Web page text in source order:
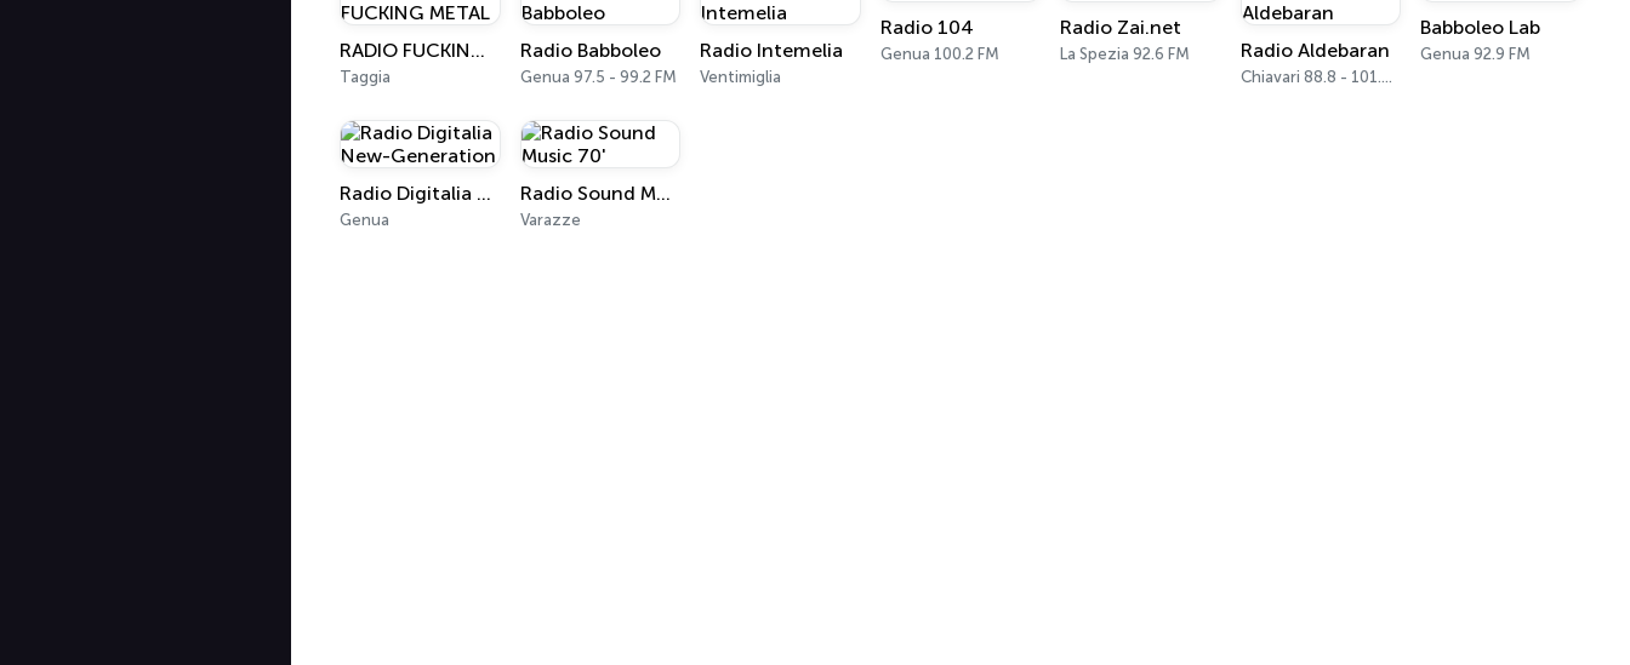
RADIO FUCKING METAL
Taggia
Radio Babboleo
Genua 97.5 - 99.2 FM
Radio Intemelia
Ventimiglia
Radio 104
Genua 100.2 FM
Radio Zai.net
La Spezia 92.6 FM Radio Aldebaran
Chiavari 88.8 - 101.5 FM
Babboleo Lab
Genua 92.9 FM
Radio Digitalia New-Generation
Genua
Radio Sound Music 70'
Varazze